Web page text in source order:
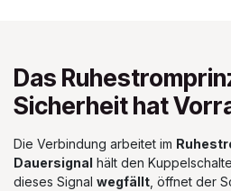
Das
Sicherheit hat
Die Verbindung arbeitet im
Dauersignal hält den
dieses Signal wegfällt , öffnet der